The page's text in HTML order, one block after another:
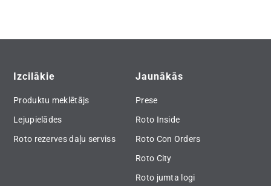
Izcilākie
Produktu meklētājs
Lejupielādes
Roto rezerves daļu serviss
Jaunākās
Prese
Roto Inside
Roto Con Orders
Roto City
Roto jumta logi